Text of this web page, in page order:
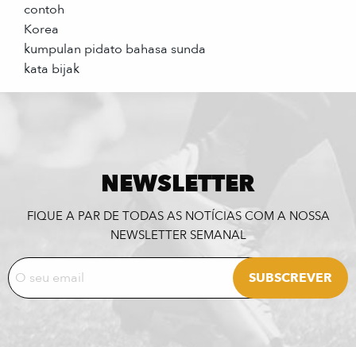
contoh
Korea
kumpulan pidato bahasa sunda
kata bijak
NEWSLETTER
FIQUE A PAR DE TODAS AS NOTÍCIAS COM A NOSSA
NEWSLETTER SEMANAL